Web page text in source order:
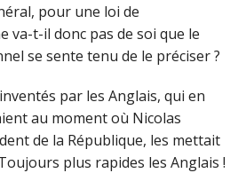
pour une loi de
va-t-il donc pas de soi que le
se sente tenu de le préciser ?
par les Anglais, qui en
au moment où Nicolas
de la République, les mettait
plus rapides les Anglais !